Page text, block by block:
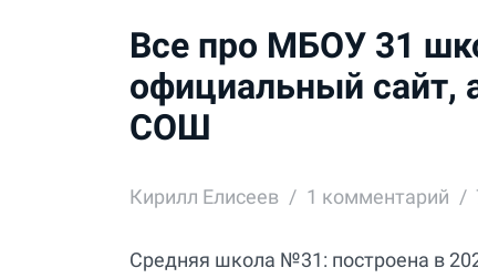
Все про МБОУ 31
официальный сайт,
СОШ
Кирилл Елисеев 1 комментарий
Средняя школа №31: построена в